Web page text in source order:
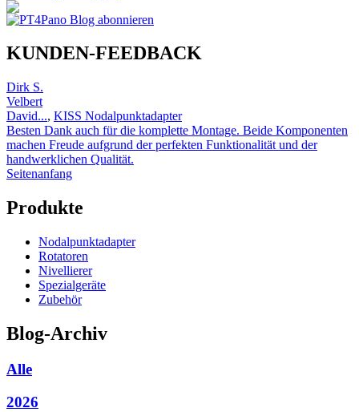
KUNDEN-FEEDBACK
Dirk S.
Velbert
David..., KISS Nodalpunktadapter
Besten Dank auch für die komplette Montage. Beide Komponenten
machen Freude aufgrund der perfekten Funktionalität und der
handwerklichen Qualität.
Seitenanfang
Produkte
Nodalpunktadapter
Rotatoren
Nivellierer
Spezialgeräte
Zubehör
Blog-Archiv
Alle
2026